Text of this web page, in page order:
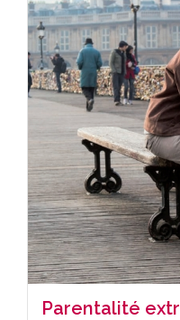
Parentalité